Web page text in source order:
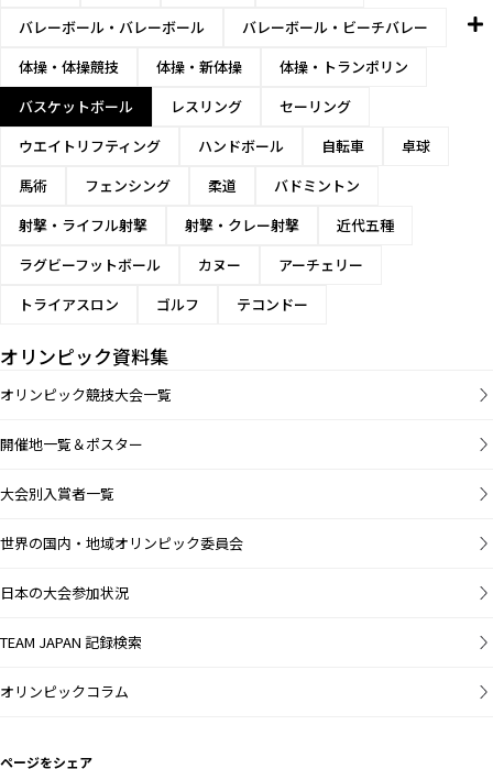
バレーボール・バレーボール
バレーボール・ビーチバレー
体操・体操競技
体操・新体操
体操・トランポリン
バスケットボール
レスリング
セーリング
ウエイトリフティング
ハンドボール 自転車
卓球
馬術
フェンシング 柔道
バドミントン
射撃・ライフル射撃
射撃・クレー射撃
近代五種
ラグビーフットボール
カヌー
アーチェリー
トライアスロン
ゴルフ テコンドー
オリンピック資料集
オリンピック競技大会一覧
開催地一覧＆ポスター
大会別入賞者一覧
世界の国内・地域オリンピック委員会
日本の大会参加状況
TEAM JAPAN 記録検索
オリンピックコラム
ページをシェア